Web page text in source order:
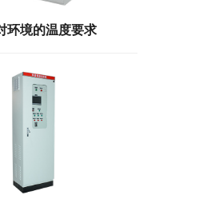
环境的温度要求